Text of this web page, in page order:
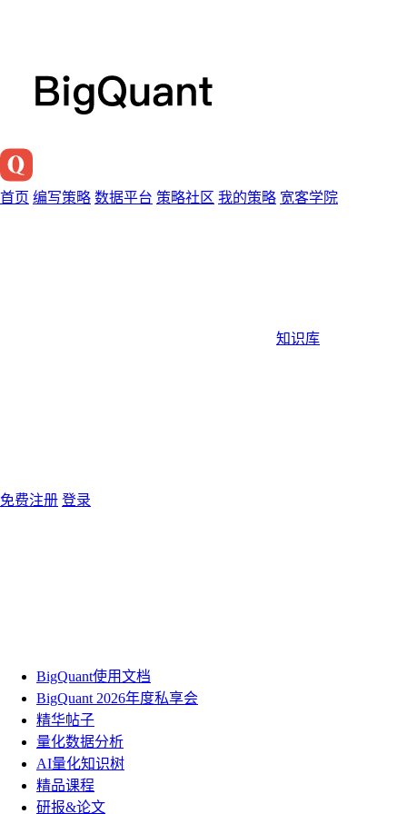
首页 编写策略 数据平台 策略社区 我的策略 宽客学院
知识库
免费注册 登录
BigQuant使用文档
BigQuant 2026年度私享会
精华帖子
量化数据分析
AI量化知识树
精品课程
研报&论文